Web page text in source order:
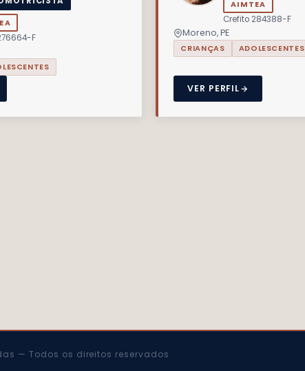
F
AIMTEA
Crefito 284388-F
Moreno, PE
CRIANÇAS ADOLESCENTES
VER PERFIL
— Todos os direitos reservados